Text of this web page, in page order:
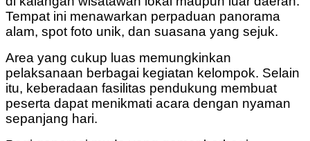
Tempat ini menawarkan perpaduan panorama
alam, spot foto unik, dan suasana yang sejuk.
Area yang cukup luas memungkinkan
pelaksanaan berbagai kegiatan kelompok. Selain
itu, keberadaan fasilitas pendukung membuat
peserta dapat menikmati acara dengan nyaman
sepanjang hari.